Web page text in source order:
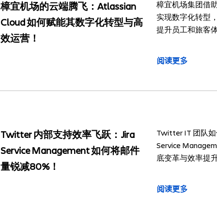
樟宜机场的云端腾飞：Atlassian
Cloud 如何赋能其数字化转型与高
效运营！
樟宜机场集团借
实现数字化转型
提升员工和旅客
阅读更多
Twitter 内部支持效率飞跃：Jira
Service Management 如何将邮件
量锐减80%！
Twitter IT 团队如
Service
底变革与效率提
阅读更多